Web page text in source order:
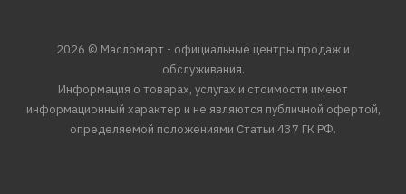
2026 © Масломарт - официальные центры продаж и
обслуживания.
Информация о товарах, услугах и стоимости имеют
информационный характер и не являются публичной офертой,
определяемой положениями Статьи 437 ГК РФ.